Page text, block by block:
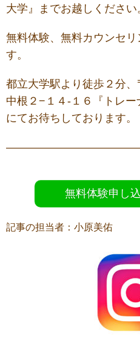
大学』までお越しください
無料体験、無料カウンセ
す。
都立大学駅より徒歩２分
中根２−１４-１６『トレー
にてお待ちしております。
無料体験申し
記事の担当者：小原美佑